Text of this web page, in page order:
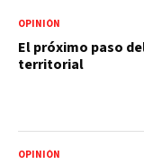
OPINIÓN
El próximo paso
territorial
OPINIÓN